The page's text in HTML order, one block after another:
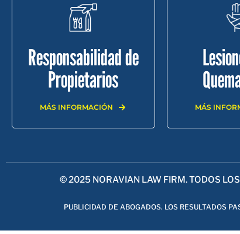
Responsabilidad de
Propietarios
MÁS INFORMACIÓN MÁS
INICIO SOBRE NOSOTROS ÁREAS